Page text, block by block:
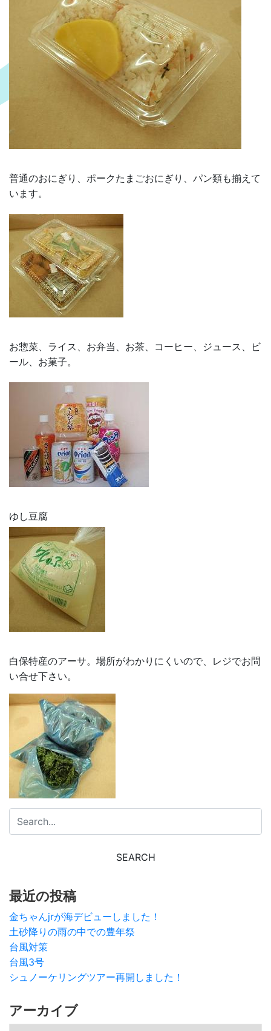
普通のおにぎり、ポークたまごおにぎり、パン類も揃えて
います。
お惣菜、ライス、お弁当、お茶、コーヒー、ジュース、ビ
ール、お菓子。
ゆし豆腐
白保特産のアーサ。場所がわかりにくいので、レジでお問
い合せ下さい。
最近の投稿
金ちゃんjrが海デビューしました！
土砂降りの雨の中での豊年祭
台風対策
台風3号
シュノーケリングツアー再開しました！
アーカイブ